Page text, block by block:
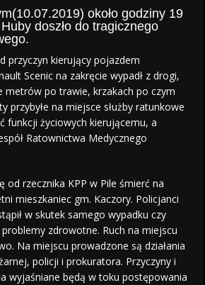
około godziny 19
doszło do tragicznego
przyczyn kierujący pojazdem
Scenic na zakręcie wypadł z drogi,
metrów po trawie, krzakach po czym
przybyłe na miejsce służby ratunkowe
funkcji życiowych kierującemu, a
Ratownictwa Medycznego
od rzecznika KPP w Pile śmierć na
mieszkaniec gm. Kaczory. Policjanci
w skutek samego wypadku czy
problemy zdrowotne. Ruch na miejscu
Na miejscu prowadzone są działania
policji i prokuratora. Przyczyny i
wyjaśniane będą w toku postępowania